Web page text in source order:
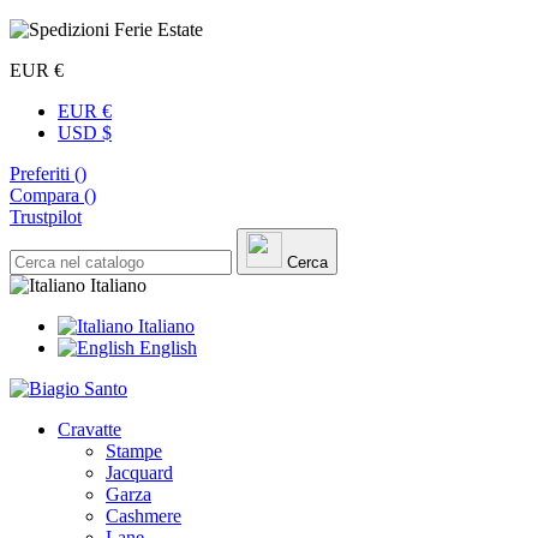
EUR €
EUR €
USD $
Preferiti ()
Compara ()
Trustpilot
Cerca
Italiano
Italiano
English
Cravatte
Stampe
Jacquard
Garza
Cashmere